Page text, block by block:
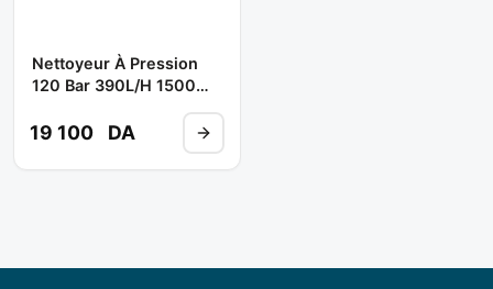
Nettoyeur À Pression
120 Bar 390L/H 1500W
19 100 DA